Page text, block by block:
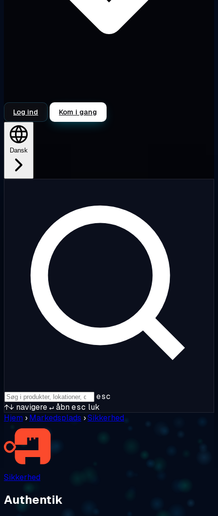
Log ind Kom i gang
Dansk
esc
↑↓ navigere↵åbnesc luk
Hjem › Markedsplads ›Sikkerhed
Sikkerhed
Authentik